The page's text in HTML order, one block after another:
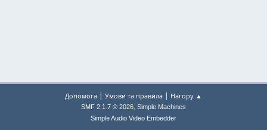
Допомога | Умови та правила | Нагору ▲
SMF 2.1.7 © 2026, Simple Machines
Simple Audio Video Embedder